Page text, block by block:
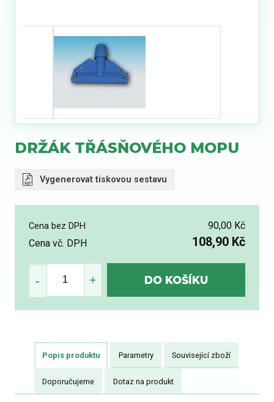
DRŽÁK TŘÁSŇOVÉHO MOPU
Vygenerovat tiskovou sestavu
Cena bez DPH
90,00 Kč
Cena vč. DPH
108,90 Kč
Popis produktu Parametry Související zboží
Doporučujeme Dotaz na produkt